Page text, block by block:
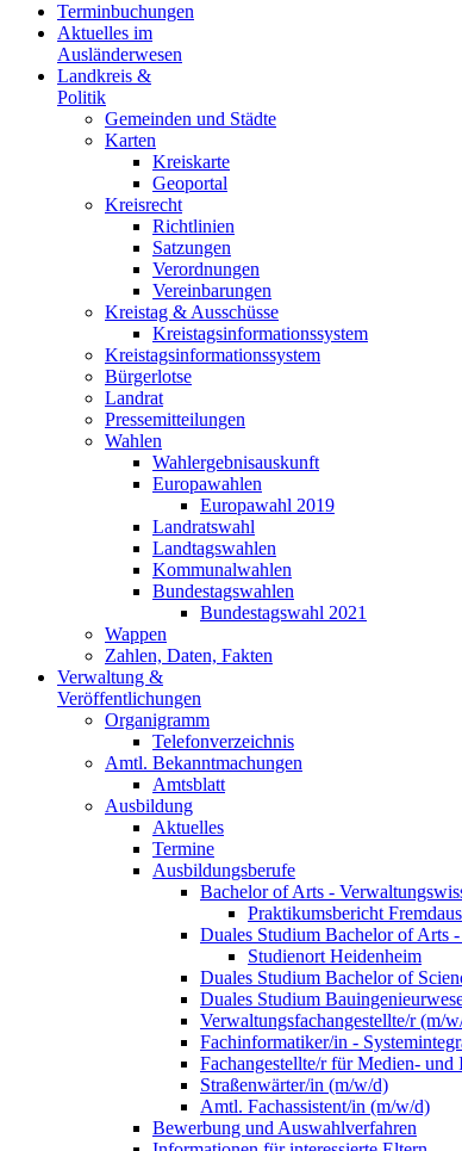
Terminbuchungen
Aktuelles im
Ausländerwesen
Landkreis &
Politik
Gemeinden und Städte
Karten
Kreiskarte
Geoportal
Kreisrecht
Richtlinien
Satzungen
Verordnungen
Vereinbarungen
Kreistag & Ausschüsse
Kreistagsinformationssystem
Kreistagsinformationssystem
Bürgerlotse
Landrat
Pressemitteilungen
Wahlen
Wahlergebnisauskunft
Europawahlen
Europawahl 2019
Landratswahl
Landtagswahlen
Kommunalwahlen
Bundestagswahlen
Bundestagswahl 2021
Wappen
Zahlen, Daten, Fakten
Verwaltung &
Veröffentlichungen
Organigramm
Telefonverzeichnis
Amtl. Bekanntmachungen
Amtsblatt
Ausbildung
Aktuelles
Termine
Ausbildungsberufe
Bachelor of Arts -
Praktikumsbericht
Duales Studium Bachelor of Arts
Studienort Heidenheim
Duales Studium Bachelor of
Duales Studium
Verwaltungsfachangestellte/r (m/
Fachinformatiker/in -
Fachangestellte/r für Medien-
Straßenwärter/in (m/w/d)
Amtl. Fachassistent/in (m/w/d)
Bewerbung und Auswahlverfahren